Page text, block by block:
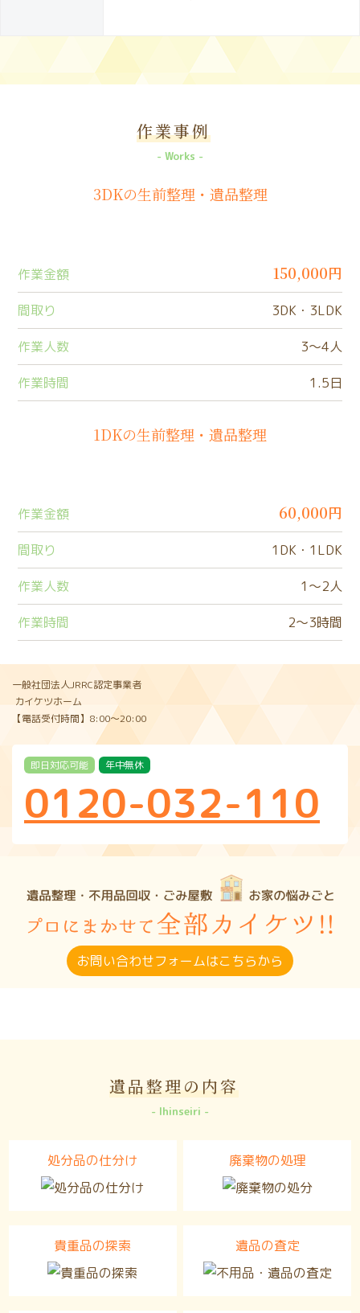
作業事例
Works
3DKの生前整理・遺品整理
作業金額 150,000円
間取り 3DK・3LDK
作業人数 3〜4人
作業時間 1.5日
1DKの生前整理・遺品整理
作業金額 60,000円
間取り 1DK・1LDK
作業人数 1〜2人
作業時間 2〜3時間
一般社団法人JRRC認定事業者
カイケツホーム
【電話受付時間】8:00〜20:00
即日対応可能 年中無休
0120-032-110
お問い合わせフォームはこちらから
遺品整理の内容
Ihinseiri
処分品の仕分け 廃棄物の処理
貴重品の探索 遺品の査定